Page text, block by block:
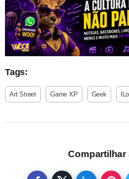
Tags:
Art Street Game XP Geek
Compartilhar